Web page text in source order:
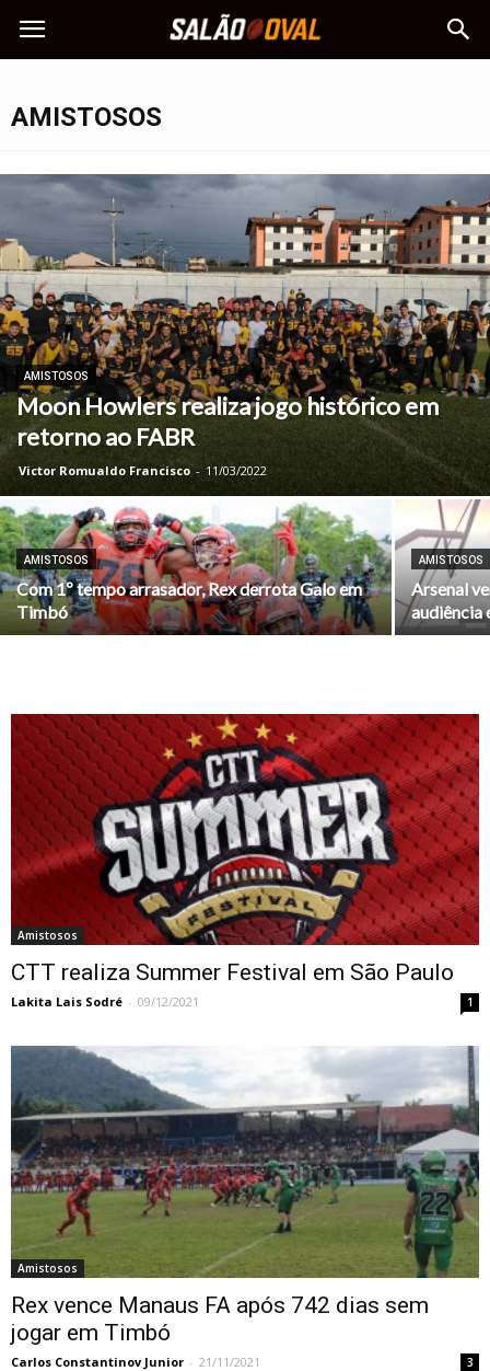
AMISTOSOS
AMISTOSOS
Moon Howlers realiza jogo histórico em
retorno ao FABR
Victor Romualdo Francisco - 11/03/2022
AMISTOSOS
Com 1º tempo arrasador, Rex derrota Galo em
Timbó
AMISTOSOS
Arsenal
audiência
Amistosos
CTT realiza Summer Festival em São Paulo
Lakita Lais Sodré - 09/12/2021 1
Amistosos
Rex vence Manaus FA após 742 dias sem
jogar em Timbó
Carlos Constantinov Junior - 21/11/2021 3